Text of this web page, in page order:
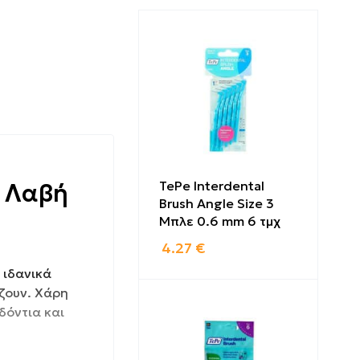
Λαβή
Χάρη
και
TePe Interdental
Brush Angle Size 3
Μπλε 0.6 mm 6 τμχ
4.27 €